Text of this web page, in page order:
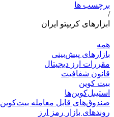
برچسب ها
/
ابزارهای کریپتو ایران
همه
بازارهای پیش‌بینی
مقررات ارز دیجیتال
قانون شفافیت
بیت کوین
استیبل‌کوین‌ها
صندوق‌های قابل معامله بیت‌کوین
روندهای بازار رمز ارز